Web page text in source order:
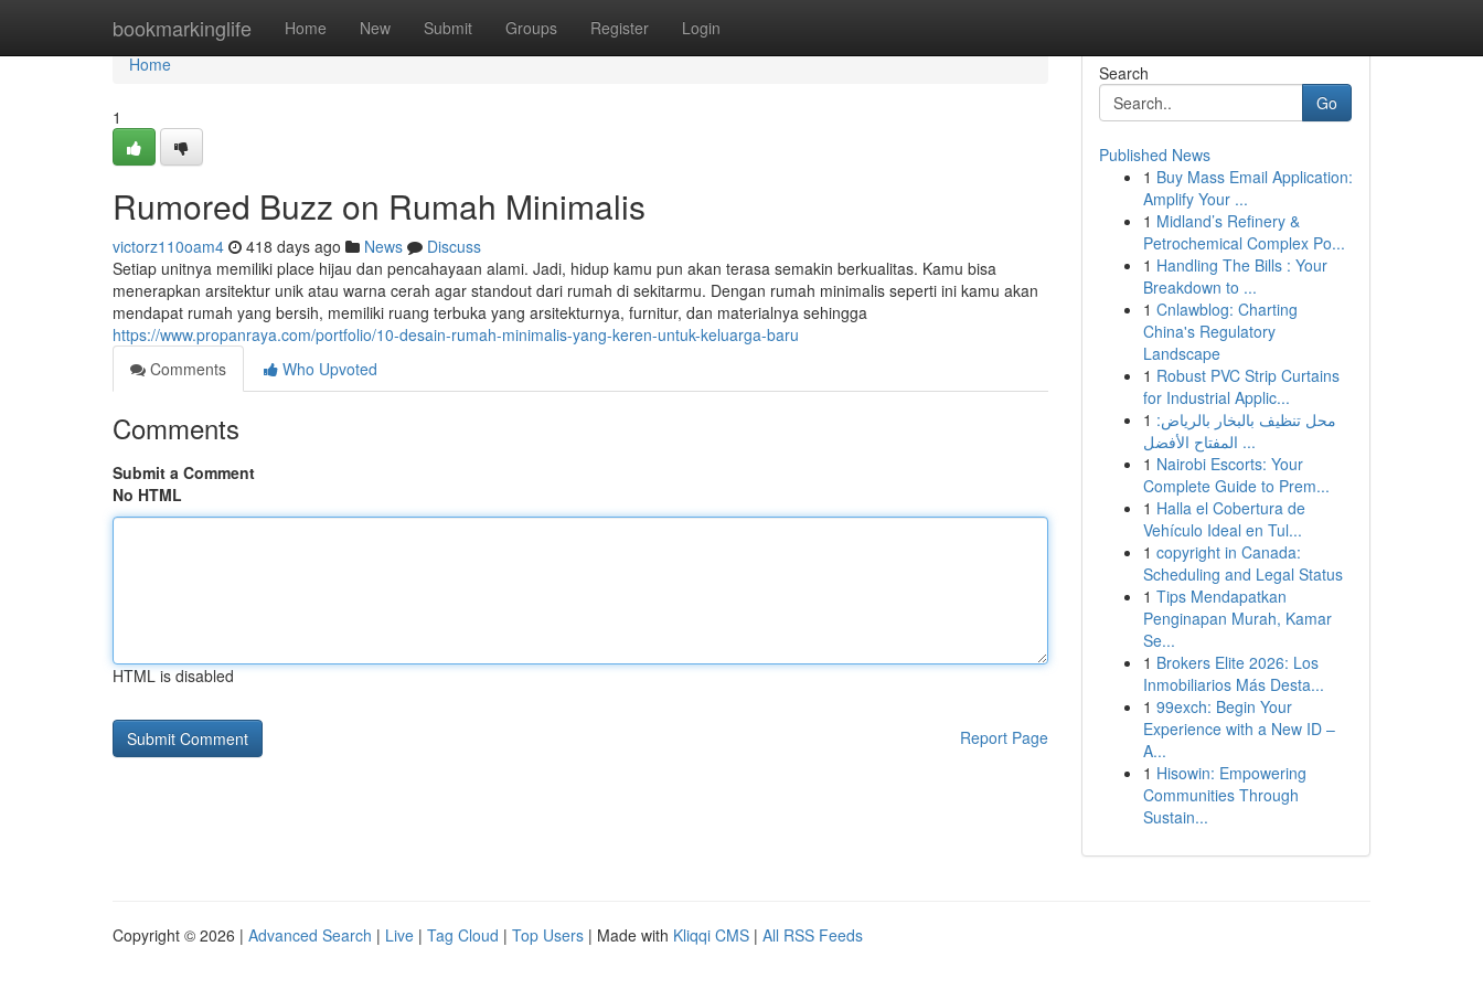
bookmarkinglife Home New Submit Groups Register Login
Home
Home
1
Rumored Buzz on Rumah Minimalis
victorz110oam4 418 days ago News
Discuss
Setiap unitnya memiliki place hijau dan pencahayaan alami. Jadi, hidup kamu pun akan terasa semakin berkualitas. Kamu bisa
menerapkan arsitektur unik atau warna cerah agar standout dari rumah di sekitarmu. Dengan rumah minimalis seperti ini kamu akan
mendapat rumah yang bersih, memiliki ruang terbuka yang arsitekturnya, furnitur, dan materialnya sehingga
https://www.propanraya.com/portfolio/10-desain-rumah-minimalis-yang-keren-untuk-keluarga-baru
Comments
Who Upvoted
Comments
Submit a Comment
No HTML
HTML is disabled
Report Page
Search
Go
Published News
1 Buy Mass Email Application:
Amplify Your ...
1 Midland’s Refinery &
Petrochemical Complex Po...
1 Handling The Bills : Your
Breakdown to ...
1 Cnlawblog: Charting
China's Regulatory
Landscape
1 Robust PVC Strip Curtains
for Industrial Applic...
1 محل تنظيف بالبخار بالرياض:
المفتاح الأفضل ...
1 Nairobi Escorts: Your
Complete Guide to Prem...
1 Halla el Cobertura de
Vehículo Ideal en Tul...
1 copyright in Canada:
Scheduling and Legal Status
1 Tips Mendapatkan
Penginapan Murah, Kamar
Se...
1 Brokers Elite 2026: Los
Inmobiliarios Más Desta...
1 99exch: Begin Your
Experience with a New ID –
A...
1 Hisowin: Empowering
Communities Through
Sustain...
Copyright © 2026 | Advanced Search | Live | Tag Cloud | Top Users | Made with Kliqqi CMS | All RSS Feeds